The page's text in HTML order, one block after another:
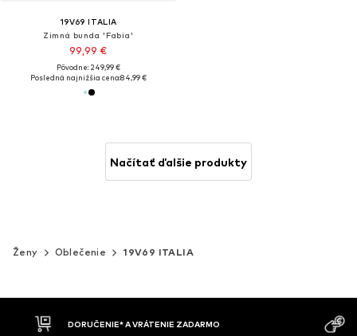
19V69 ITALIA
Zimná bunda 'Fabia'
99,99 €
Pôvodne: 249,99 €
Posledná najnižšia cena:84,99 €
Načítať ďalšie produkty
Ženy Oblečenie 19V69 ITALIA
DOBIERKA
MOŽNOSŤ